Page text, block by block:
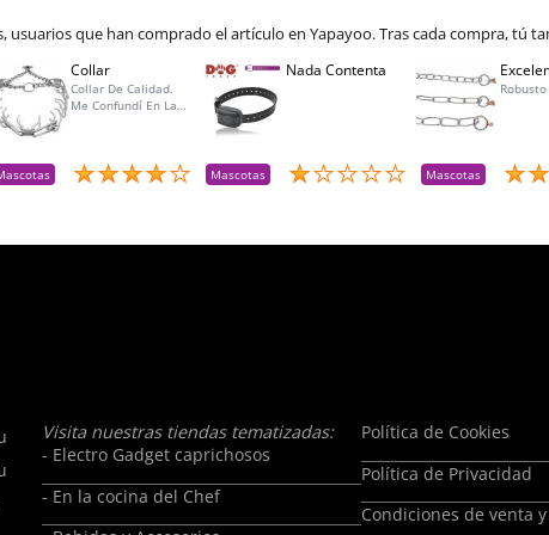
usuarios que han comprado el artículo en Yapayoo. Tras cada compra, tú
Collar
Collar De Calidad.
Me Confundí En La
Devolución Y Lo
Reemplacé Por La
Nada Contenta
Mascotas Mascotas
Visita nuestras tiendas tematizadas:
- Electro Gadget caprichosos
- En la cocina del Chef
Política de Cookies
Política de Privacidad
Condiciones de venta